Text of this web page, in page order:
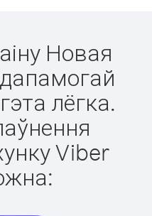
Новая
лёгка.
Viber